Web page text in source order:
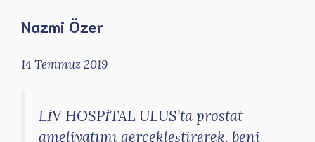
Nazmi Özer
14 Temmuz 2019
LİV HOSPİTAL ULUS’ta prostat
ameliyatımı gerçekleştirerek, beni